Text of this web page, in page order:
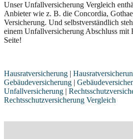
Unser Unfallversicherung Vergleich
Anbieter wie z. B. die Concordia,
Versicherung. Und selbstverständlich
einem Unfallversicherung Abschluss mit
Seite!
Hausratversicherung |
Gebäudeversicherung |
Unfallversicherung |
Rechtsschutzversicherung Vergleich